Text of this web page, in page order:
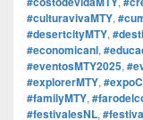
#culturavivaMTY,
#desertcityMTY,
#economicanl,
#eventosMTY2025,
#explorerMTY,
#familyMTY,
#festivalesNL,